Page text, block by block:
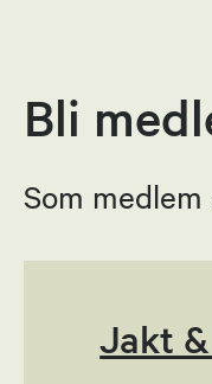
Bli
Som
Jakt